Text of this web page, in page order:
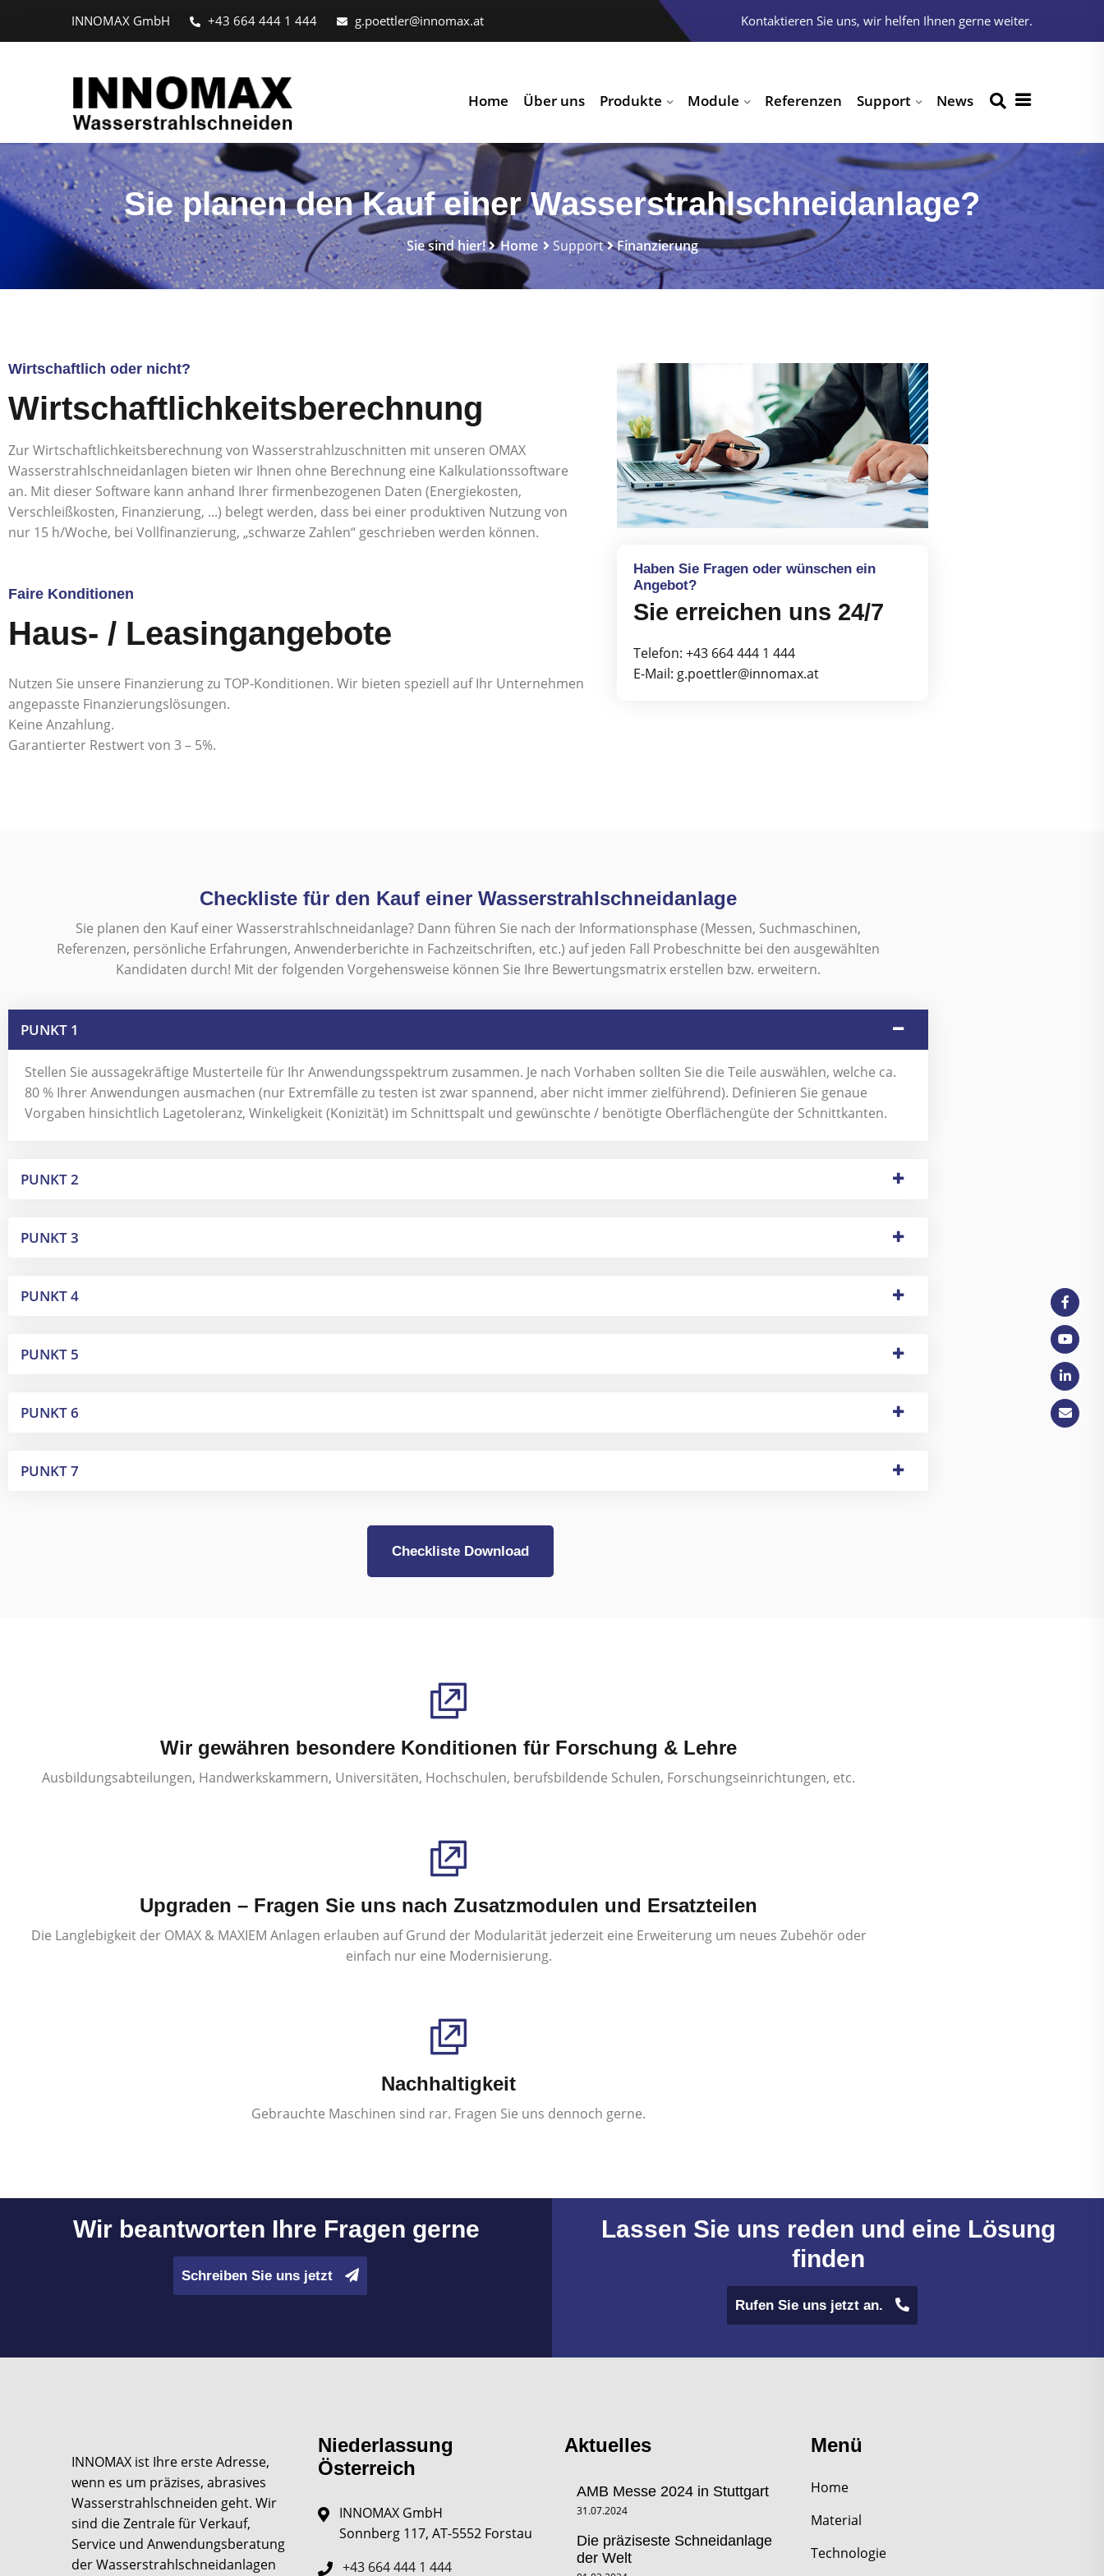
INNOMAX GmbH +43 664 444 1 444 g.poettler@innomax.at Kontaktieren Sie uns, wir helfen Ihnen gerne weiter.
Home Über uns Produkte Module Referenzen Support News
Sie planen den Kauf einer Wasserstrahlschneidanlage?
Sie sind hier! Home Support Finanzierung
Wirtschaftlich oder nicht?
Wirtschaftlichkeitsberechnung
Zur Wirtschaftlichkeitsberechnung von Wasserstrahlzuschnitten mit unseren OMAX
Wasserstrahlschneidanlagen bieten wir Ihnen ohne Berechnung eine Kalkulationssoftware
an. Mit dieser Software kann anhand Ihrer firmenbezogenen Daten (Energiekosten,
Verschleißkosten, Finanzierung, ...) belegt werden, dass bei einer produktiven Nutzung von
nur 15 h/Woche, bei Vollfinanzierung, „schwarze Zahlen“ geschrieben werden können.
Faire Konditionen
Haus- / Leasingangebote
Nutzen Sie unsere Finanzierung zu TOP-Konditionen. Wir bieten speziell auf Ihr Unternehmen
angepasste Finanzierungslösungen.
Keine Anzahlung.
Garantierter Restwert von 3 – 5%.
Haben Sie Fragen oder wünschen ein
Angebot?
Sie erreichen uns 24/7
Telefon: +43 664 444 1 444
E-Mail: g.poettler@innomax.at
Checkliste für den Kauf einer Wasserstrahlschneidanlage
Sie planen den Kauf einer Wasserstrahlschneidanlage? Dann führen Sie nach der Informationsphase (Messen, Suchmaschinen,
Referenzen, persönliche Erfahrungen, Anwenderberichte in Fachzeitschriften, etc.) auf jeden Fall Probeschnitte bei den ausgewählten
Kandidaten durch! Mit der folgenden Vorgehensweise können Sie Ihre Bewertungsmatrix erstellen bzw. erweitern.
PUNKT 1
Stellen Sie aussagekräftige Musterteile für Ihr Anwendungsspektrum zusammen. Je nach Vorhaben sollten Sie die Teile auswählen, welche ca.
80 % Ihrer Anwendungen ausmachen (nur Extremfälle zu testen ist zwar spannend, aber nicht immer zielführend). Definieren Sie genaue
Vorgaben hinsichtlich Lagetoleranz, Winkeligkeit (Konizität) im Schnittspalt und gewünschte / benötigte Oberflächengüte der Schnittkanten.
PUNKT 2
PUNKT 3
PUNKT 4
PUNKT 5
PUNKT 6
PUNKT 7
Checkliste Download
Wir gewähren besondere Konditionen für Forschung & Lehre
Ausbildungsabteilungen, Handwerkskammern, Universitäten, Hochschulen, berufsbildende Schulen, Forschungseinrichtungen, etc.
Upgraden – Fragen Sie uns nach Zusatzmodulen und Ersatzteilen
Die Langlebigkeit der OMAX & MAXIEM Anlagen erlauben auf Grund der Modularität jederzeit eine Erweiterung um neues Zubehör oder
einfach nur eine Modernisierung.
Nachhaltigkeit
Gebrauchte Maschinen sind rar. Fragen Sie uns dennoch gerne.
Wir beantworten Ihre Fragen gerne
Schreiben Sie uns jetzt
Lassen Sie uns reden und eine Lösung
finden
Rufen Sie uns jetzt an.
INNOMAX ist Ihre erste Adresse,
wenn es um präzises, abrasives
Wasserstrahlschneiden geht. Wir
sind die Zentrale für Verkauf,
Service und Anwendungsberatung
der Wasserstrahlschneidanlagen
Niederlassung
Österreich
INNOMAX GmbH
Sonnberg 117, AT-5552 Forstau
+43 664 444 1 444
Aktuelles
AMB Messe 2024 in Stuttgart
31.07.2024
Die präziseste Schneidanlage
der Welt
Menü
Home
Material
Technologie